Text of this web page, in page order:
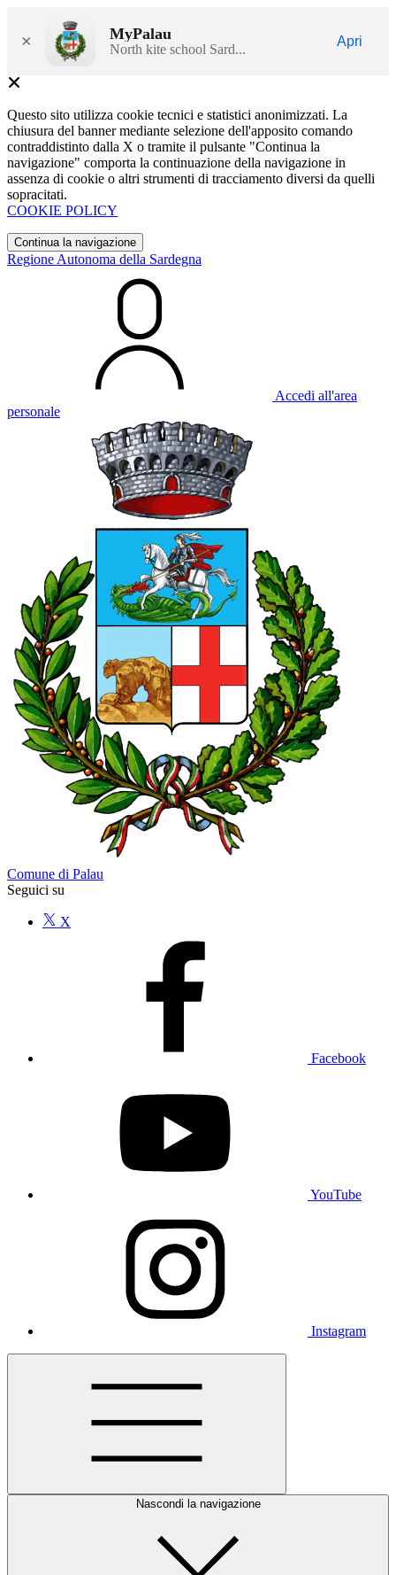
× MyPalau
North kite school Sard...
Apri
Questo sito utilizza cookie tecnici e statistici anonimizzati. La
chiusura del banner mediante selezione dell'apposito comando
contraddistinto dalla X o tramite il pulsante "Continua la
navigazione" comporta la continuazione della navigazione in
assenza di cookie o altri strumenti di tracciamento diversi da quelli
sopracitati.
COOKIE POLICY
Continua la navigazione
Regione Autonoma della Sardegna
Accedi all'area
personale
Comune di Palau
Seguici su
X
Facebook
YouTube
Instagram
Nascondi la navigazione